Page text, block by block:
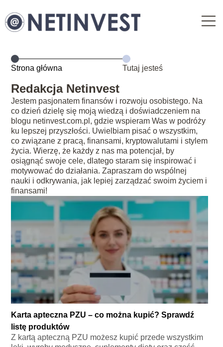
Strona główna Tutaj jesteś
Redakcja Netinvest
Jestem pasjonatem finansów i rozwoju osobistego. Na
co dzień dzielę się moją wiedzą i doświadczeniem na
blogu netinvest.com.pl, gdzie wspieram Was w podróży
ku lepszej przyszłości. Uwielbiam pisać o wszystkim,
co związane z pracą, finansami, kryptowalutami i stylem
życia. Wierzę, że każdy z nas ma potencjał, by
osiągnąć swoje cele, dlatego staram się inspirować i
motywować do działania. Zapraszam do wspólnej
nauki i odkrywania, jak lepiej zarządzać swoim życiem i
finansami!
Karta apteczna PZU – co można kupić? Sprawdź
listę produktów
Z kartą apteczną PZU możesz kupić przede wszystkim